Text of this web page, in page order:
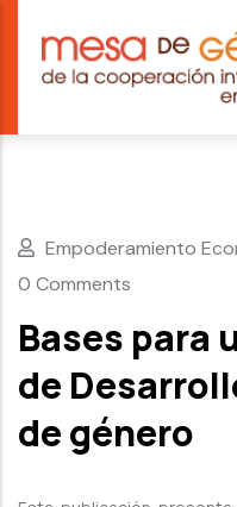
main
content
Empoderamiento
0 Comments
Bases para
de
de género